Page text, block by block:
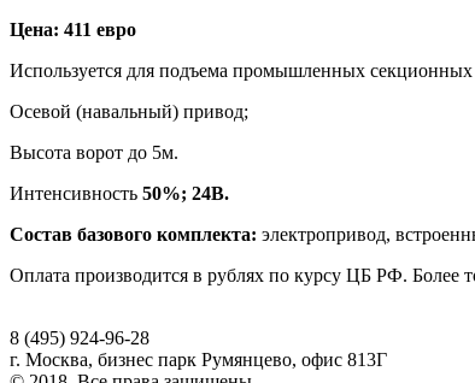
Цена: 411 евро
Используется для подъема промышленных
Осевой (навальный) привод;
Высота ворот до 5м.
Интенсивность 50%; 24В.
Состав базового комплекта: электропривод,
Оплата производится в рублях по курсу ЦБ РФ. Более
8 (495) 924-96-28
г. Москва, бизнес парк Румянцево, офис 813Г